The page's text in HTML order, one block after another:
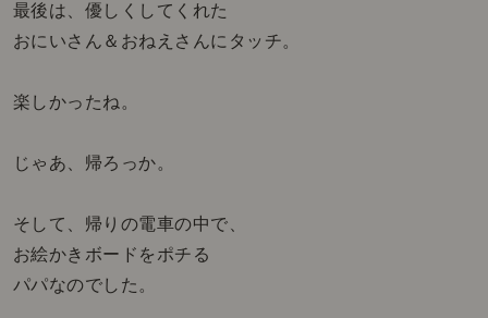
最後は、優しくしてくれた
おにいさん＆おねえさんにタッチ。
楽しかったね。
じゃあ、帰ろっか。
そして、帰りの電車の中で、
お絵かきボードをポチる
パパなのでした。